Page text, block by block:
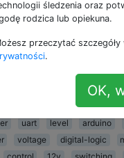
Di
wymiany
brushless-dc-motor
can
switch-mode-
stm32
uart level arduino
voltage digital-logic
śledzenia oraz
rodzica lub opiekuna.
przeczytać szczegóły
.
OK,